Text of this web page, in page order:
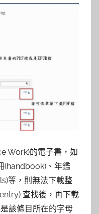
Work)的電子書，如
(handbook)、年鑑
等，則無法下載整
查找後，再下載
該條目所在的字母